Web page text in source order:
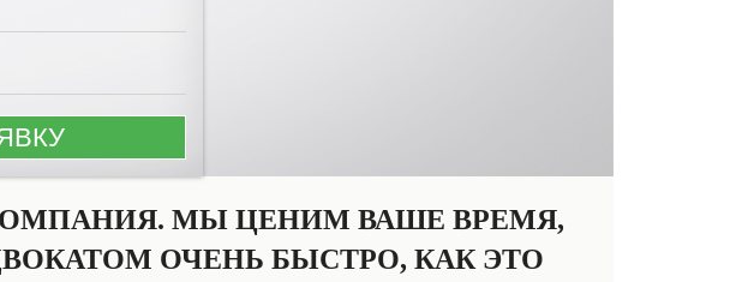
МЫ ЦЕНИМ ВАШЕ ВРЕМЯ,
ОЧЕНЬ БЫСТРО, КАК ЭТО